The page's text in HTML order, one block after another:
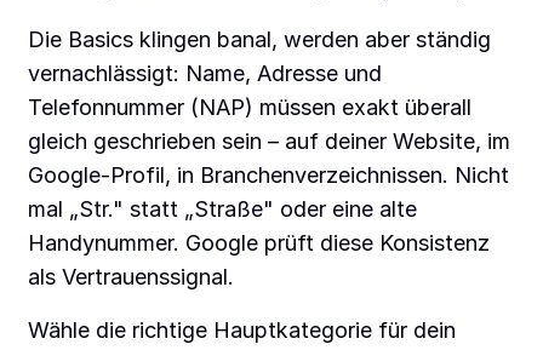
Die Basics klingen banal, werden aber ständig
vernachlässigt: Name, Adresse und
Telefonnummer (NAP) müssen exakt überall
gleich geschrieben sein – auf deiner Website, im
Google-Profil, in Branchenverzeichnissen. Nicht
mal „Str." statt „Straße" oder eine alte
Handynummer. Google prüft diese Konsistenz
als Vertrauenssignal.
Wähle die richtige Hauptkategorie für dein